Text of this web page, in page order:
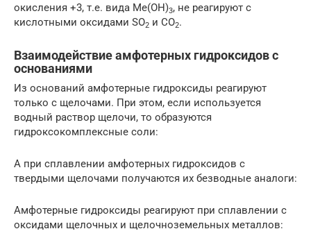
окисления +3, т.е. вида Me(OH)3, не реагируют с
кислотными оксидами SO2 и СO2.
Взаимодействие амфотерных гидроксидов с
основаниями
Из оснований амфотерные гидроксиды реагируют
только с щелочами. При этом, если используется
водный раствор щелочи, то образуются
гидроксокомплексные соли:
А при сплавлении амфотерных гидроксидов с
твердыми щелочами получаются их безводные аналоги:
Амфотерные гидроксиды реагируют при сплавлении с
оксидами щелочных и щелочноземельных металлов: